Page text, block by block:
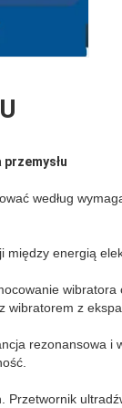
według
między energią
wibratora
wibratorem z
rezonansowa i
Przetwornik